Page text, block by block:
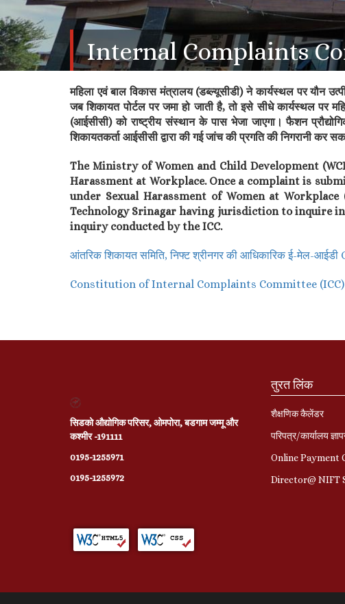
Internal Complaints
महिला एवं बाल विकास मंत्रालय (डब्ल्यूसीडी) ने कार्यस्थल पर यौन
जब शिकायत पोर्टल पर जमा हो जाती है, तो इसे सीधे कार्यस्थल पर
(आईसीसी) को राष्ट्रीय संस्थान के पास भेजा जाएगा। फैशन
शिकायतकर्ता आईसीसी द्वारा की गई जांच की प्रगति की निगरानी कर
The Ministry of Women and Child Development
Harassment at Workplace. Once a complaint is
under Sexual Harassment of Women at
Technology Srinagar having jurisdiction to inquire
inquiry conducted by the ICC.
आंतरिक शिकायत समिति, निफ्ट श्रीनगर की आधिकारिक ई-
Constitution of Internal Complaints Committee
सिडको औद्योगिक परिसर, ओमपोरा, बडगाम जम्मू और
कश्मीर -191111
0195-1255971
0195-1255972
तुरत लिंक
शैक्षणिक कैलेंडर
परिपत्र/कार्यालय
Online Payment
Director@ NIFT